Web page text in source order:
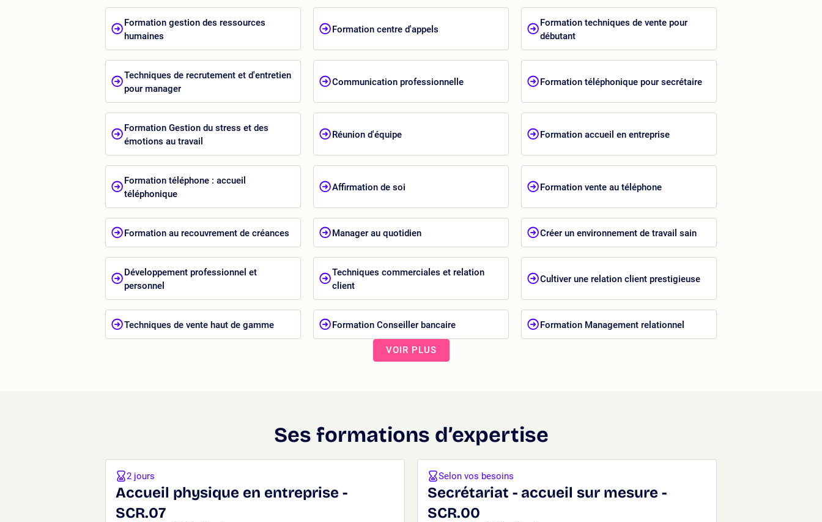
Formation gestion des ressources
humaines
Formation centre d'appels
Formation techniques de vente pour
débutant
Techniques de recrutement et d'entretien
pour manager
Communication professionnelle Formation téléphonique pour secrétaire
Formation Gestion du stress et des
émotions au travail
Réunion d'équipe Formation accueil en entreprise
Formation téléphone : accueil
téléphonique
Affirmation de soi Formation vente au téléphone
Formation au recouvrement de créances Manager au quotidien Créer un environnement de travail sain
Développement professionnel et
personnel
Techniques commerciales et relation
client
Cultiver une relation client prestigieuse
Techniques de vente haut de gamme Formation Conseiller bancaire Formation Management relationnel
VOIR PLUS
Ses formations d’expertise
Accueil physique en entreprise -
SCR.07
2 jours
Secrétariat - accueil sur mesure -
SCR.00
Selon vos besoins